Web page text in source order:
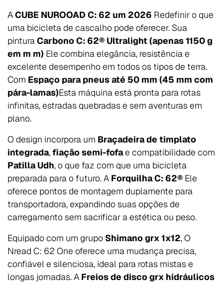
ACUBE NUROOAD C: 62 um 2026 Redefinir o que
uma bicicleta de cascalho pode oferecer. Sua
pinturaCarbono C: 62® Ultralight (apenas 1150 g
em m m) Ele combina elegância, resistência e
excelente desempenho em todos os tipos de terra.
Com Espaço para pneus até 50 mm (45 mm com
pára-lamas)Esta máquina está pronta para rotas
infinitas, estradas quebradas e sem aventuras em
plano.
O design incorpora um Braçadeira de timplato
integrada,fiação semi-fofae compatibilidade com
Patilla Udh, o que faz com que uma bicicleta
preparada para o futuro. A Forquilha C: 62® Ele
oferece pontos de montagem duplamente para
transportadora, expandindo suas opções de
carregamento sem sacrificar a estética ou peso.
Equipado com um grupo Shimano grx 1x12, O
Nread C: 62 One oferece uma mudança precisa,
confiável e silenciosa, ideal para rotas mistas e
longas jornadas. A Freios de disco grx hidráulicos